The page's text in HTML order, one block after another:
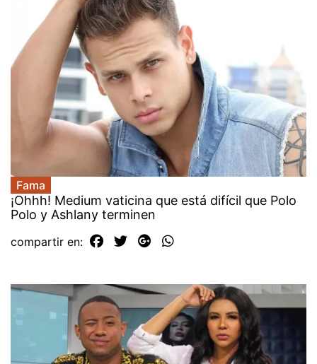
Fama
¡Ohhh! Medium vaticina que está difícil que Polo
Polo y Ashlany terminen
compartir en: